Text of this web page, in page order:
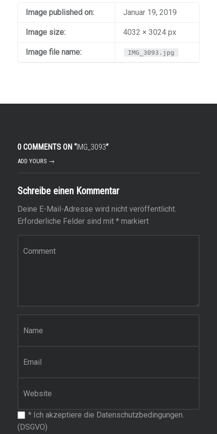
Image published on: Januar 19, 2019
Image size: 4032 × 3024 px
Image file name: IMG_3093.jpg
0 COMMENTS ON “IMG_3093”
ADD YOURS →
Schreibe einen Kommentar
Deine E-Mail-Adresse wird nicht veröffentlicht.
Erforderliche Felder sind mit *markiert
*Ich akzeptiere die Datenschutzbedingungen.
(DSGVO)